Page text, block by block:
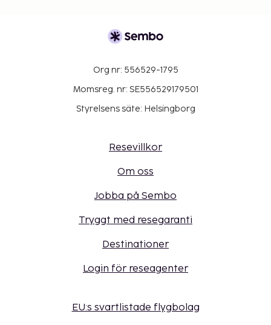
Org nr: 556529-1795
Momsreg. nr: SE556529179501
Styrelsens säte: Helsingborg
Resevillkor
Om oss
Jobba på Sembo
Tryggt med resegaranti
Destinationer
Login för reseagenter
EU:s svartlistade flygbolag